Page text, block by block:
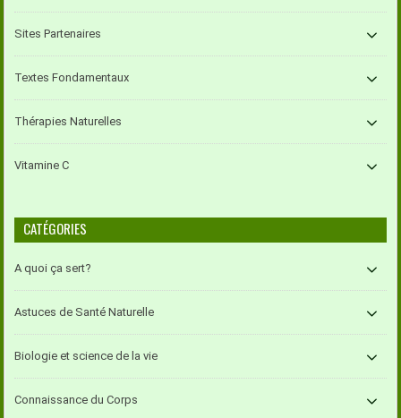
Sites Partenaires
Textes Fondamentaux
Thérapies Naturelles
Vitamine C
CATÉGORIES
A quoi ça sert?
Astuces de Santé Naturelle
Biologie et science de la vie
Connaissance du Corps